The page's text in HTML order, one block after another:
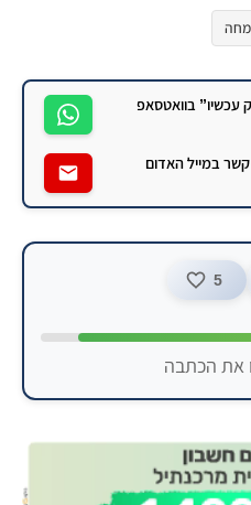
עכשיו” בוואטסאפ
קשר במייל האדום
5